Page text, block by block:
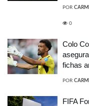
POR
0
Colo
fichas
POR
FIFA